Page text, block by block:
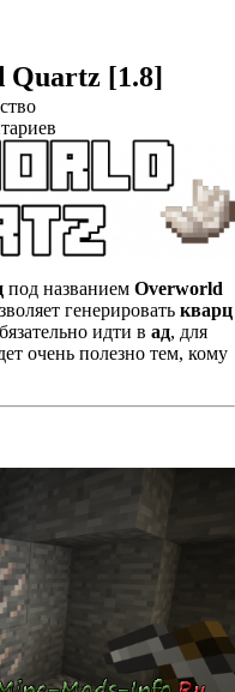
[1.8]
под названием Overworld
генерировать кварц
идти в ад, для
очень полезно тем, кому